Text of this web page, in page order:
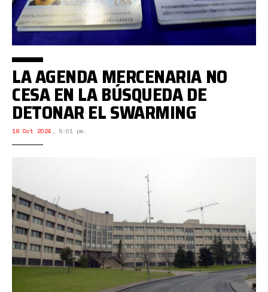
LA AGENDA MERCENARIA NO
CESA EN LA BÚSQUEDA DE
DETONAR EL SWARMING
18 Oct 2024 , 5:01 pm.